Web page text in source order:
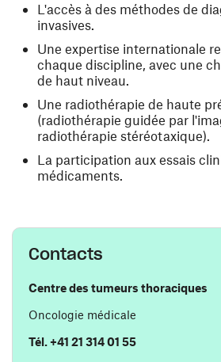
L'accès à des méthodes de
invasives.
Une expertise internationale
chaque discipline, avec une
de haut niveau.
Une radiothérapie de haute
(radiothérapie guidée par
radiothérapie stéréotaxique).
La participation aux essais
médicaments.
Contacts
Centre des tumeurs thoraciques
Oncologie médicale
Tél. +41 21 314 01 55